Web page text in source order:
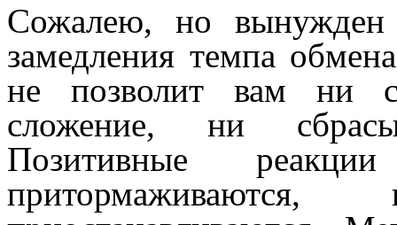
Сожалею, но вынужден
замедления темпа
не позволит вам ни
сложение, ни
Позитивные